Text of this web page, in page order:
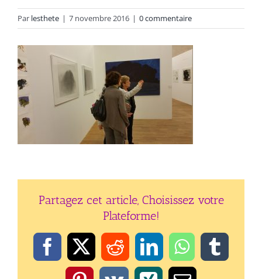
Par lesthete | 7 novembre 2016 | 0 commentaire
Partagez cet article, Choisissez votre
Plateforme!
Facebook
X RedditLinkedInWhatsApp